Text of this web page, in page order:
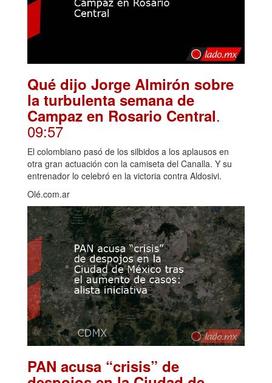
Qué dijo Jorge Almirón sobre
la turbulenta semana de
Campaz en Rosario Central.
09:57
El colombiano pasó de los silbidos a los aplausos en
otra gran actuación con la camiseta del Canalla. Y su
entrenador lo celebró en la victoria contra Aldosivi.
Olé.com.ar
PAN acusa “crisis” de